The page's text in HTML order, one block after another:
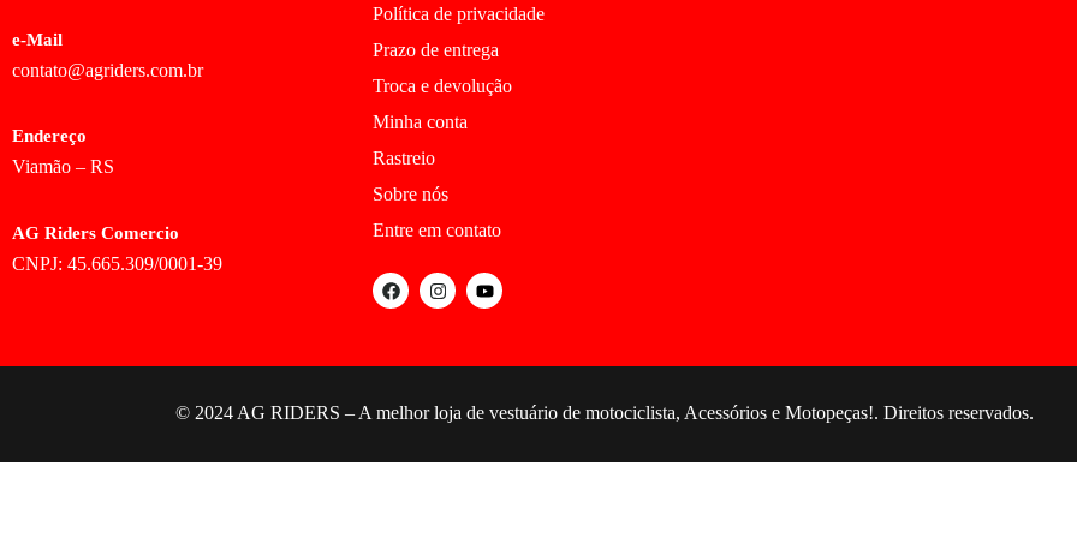
e-Mail
contato@agriders.com.br
Endereço
Viamão – RS
AG Riders Comercio
CNPJ: 45.665.309/0001-39
Política de privacidade
Prazo de entrega
Troca e devolução
Minha conta
Rastreio
Sobre nós
Entre em contato
© 2024 AG RIDERS – A melhor loja de vestuário de motociclista, Acessórios e Motopeças!. Direitos reservados.